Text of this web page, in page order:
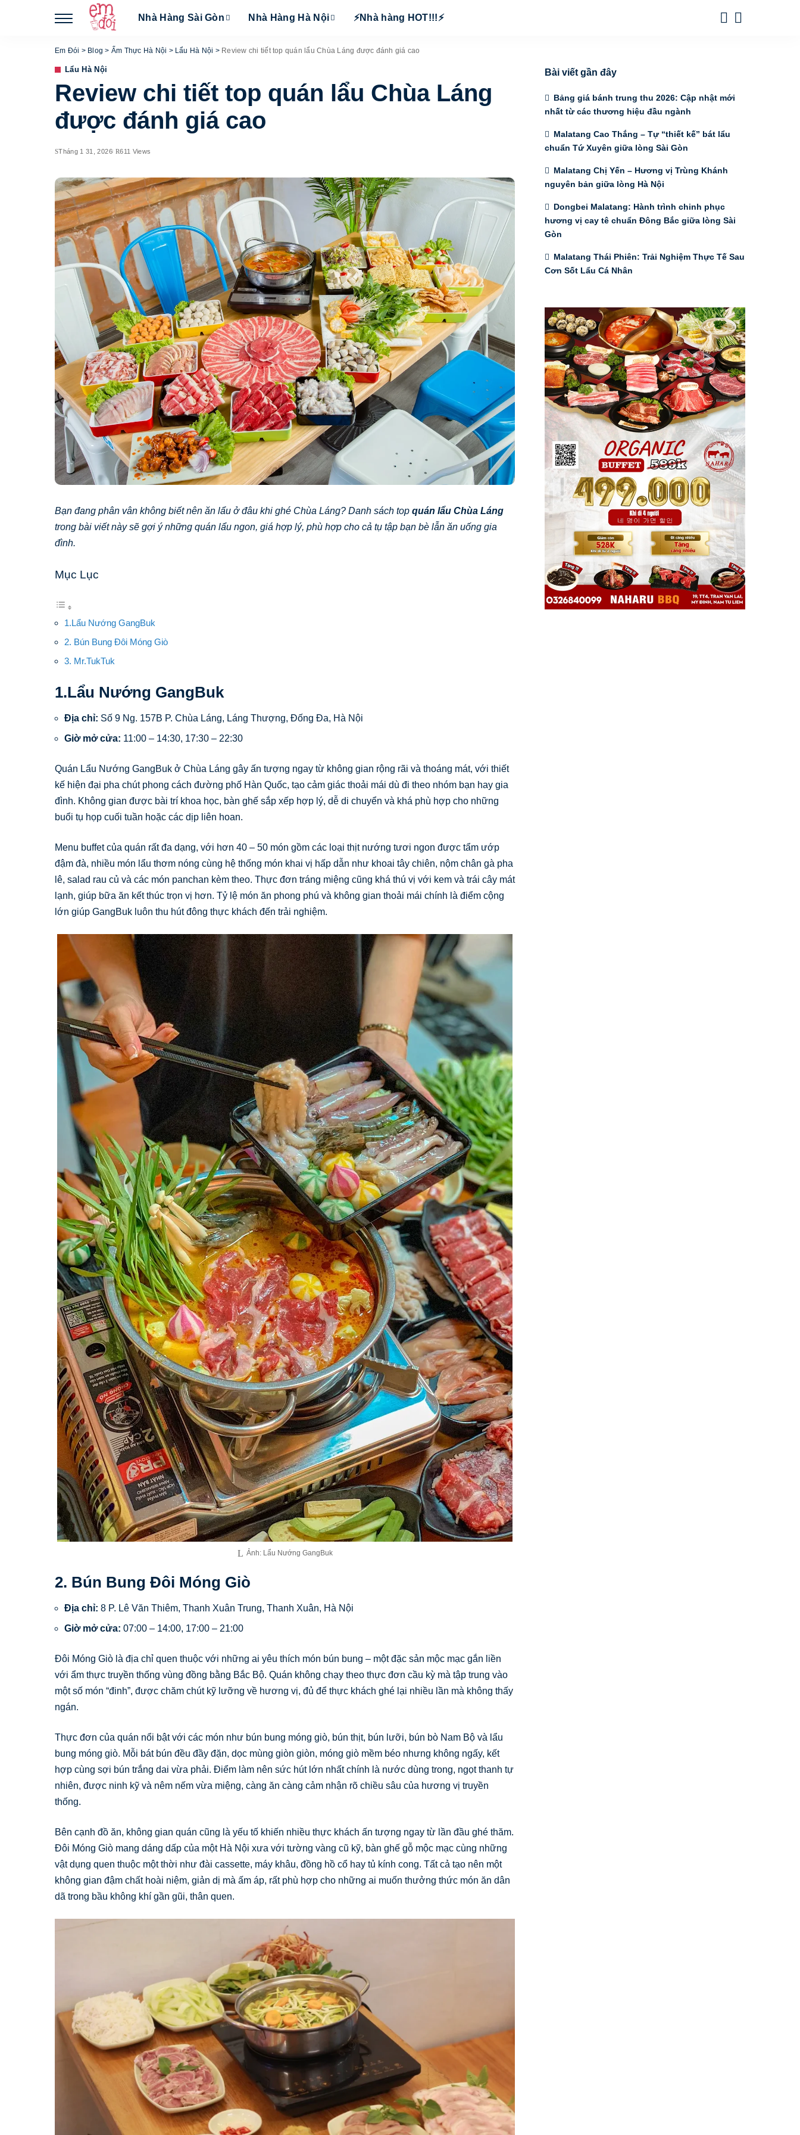
Nhà Hàng Sài Gòn Nhà Hàng Hà Nội ⚡Nhà hàng HOT!!!⚡
Em Đói > Blog > Ẩm Thực Hà Nội > Lẩu Hà Nội > Review chi tiết top quán lẩu Chùa Láng được đánh giá cao
Lẩu Hà Nội
Review chi tiết top quán lẩu Chùa Láng
được đánh giá cao
Tháng 1 31, 2026 611 Views
Bạn đang phân vân không biết nên ăn lẩu ở đâu khi ghé Chùa Láng? Danh sách top quán lẩu Chùa Láng
trong bài viết này sẽ gợi ý những quán lẩu ngon, giá hợp lý, phù hợp cho cả tụ tập bạn bè lẫn ăn uống gia
đình.
Mục Lục
1.Lẩu Nướng GangBuk
2. Bún Bung Đôi Móng Giò
3. Mr.TukTuk
1.Lẩu Nướng GangBuk
Địa chỉ: Số 9 Ng. 157B P. Chùa Láng, Láng Thượng, Đống Đa, Hà Nội
Giờ mở cửa: 11:00 – 14:30, 17:30 – 22:30
Quán Lẩu Nướng GangBuk ở Chùa Láng gây ấn tượng ngay từ không gian rộng rãi và thoáng mát, với thiết
kế hiện đại pha chút phong cách đường phố Hàn Quốc, tạo cảm giác thoải mái dù đi theo nhóm bạn hay gia
đình. Không gian được bài trí khoa học, bàn ghế sắp xếp hợp lý, dễ di chuyển và khá phù hợp cho những
buổi tụ họp cuối tuần hoặc các dịp liên hoan.
Menu buffet của quán rất đa dạng, với hơn 40 – 50 món gồm các loại thịt nướng tươi ngon được tẩm ướp
đậm đà, nhiều món lẩu thơm nóng cùng hệ thống món khai vị hấp dẫn như khoai tây chiên, nộm chân gà pha
lê, salad rau củ và các món panchan kèm theo. Thực đơn tráng miệng cũng khá thú vị với kem và trái cây mát
lạnh, giúp bữa ăn kết thúc trọn vị hơn. Tỷ lệ món ăn phong phú và không gian thoải mái chính là điểm cộng
lớn giúp GangBuk luôn thu hút đông thực khách đến trải nghiệm.
Ảnh: Lẩu Nướng GangBuk
2. Bún Bung Đôi Móng Giò
Địa chỉ: 8 P. Lê Văn Thiêm, Thanh Xuân Trung, Thanh Xuân, Hà Nội
Giờ mở cửa: 07:00 – 14:00, 17:00 – 21:00
Đôi Móng Giò là địa chỉ quen thuộc với những ai yêu thích món bún bung – một đặc sản mộc mạc gắn liền
với ẩm thực truyền thống vùng đồng bằng Bắc Bộ. Quán không chạy theo thực đơn cầu kỳ mà tập trung vào
một số món “đinh”, được chăm chút kỹ lưỡng về hương vị, đủ để thực khách ghé lại nhiều lần mà không thấy
ngán.
Thực đơn của quán nổi bật với các món như bún bung móng giò, bún thịt, bún lưỡi, bún bò Nam Bộ và lẩu
bung móng giò. Mỗi bát bún đều đầy đặn, dọc mùng giòn giòn, móng giò mềm béo nhưng không ngấy, kết
hợp cùng sợi bún trắng dai vừa phải. Điểm làm nên sức hút lớn nhất chính là nước dùng trong, ngọt thanh tự
nhiên, được ninh kỹ và nêm nếm vừa miệng, càng ăn càng cảm nhận rõ chiều sâu của hương vị truyền
thống.
Bên cạnh đồ ăn, không gian quán cũng là yếu tố khiến nhiều thực khách ấn tượng ngay từ lần đầu ghé thăm.
Đôi Móng Giò mang dáng dấp của một Hà Nội xưa với tường vàng cũ kỹ, bàn ghế gỗ mộc mạc cùng những
vật dụng quen thuộc một thời như đài cassette, máy khâu, đồng hồ cổ hay tủ kính cong. Tất cả tạo nên một
không gian đậm chất hoài niệm, giản dị mà ấm áp, rất phù hợp cho những ai muốn thưởng thức món ăn dân
dã trong bầu không khí gần gũi, thân quen.
Bài viết gần đây
Bảng giá bánh trung thu 2026: Cập nhật mới
nhất từ các thương hiệu đầu ngành
Malatang Cao Thắng – Tự “thiết kế” bát lẩu
chuẩn Tứ Xuyên giữa lòng Sài Gòn
Malatang Chị Yến – Hương vị Trùng Khánh
nguyên bản giữa lòng Hà Nội
Dongbei Malatang: Hành trình chinh phục
hương vị cay tê chuẩn Đông Bắc giữa lòng Sài
Gòn
Malatang Thái Phiên: Trải Nghiệm Thực Tế Sau
Cơn Sốt Lẩu Cá Nhân